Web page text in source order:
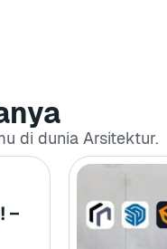
di dunia Arsitektur.
–